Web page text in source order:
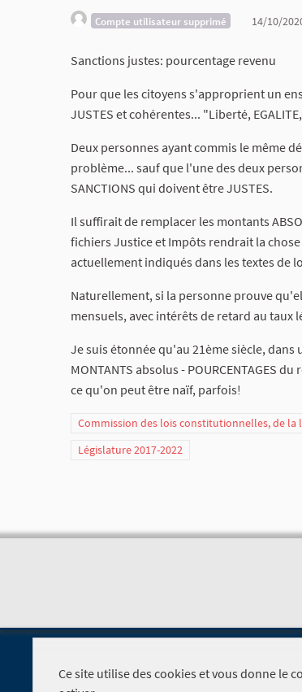
Compte utilisateur supprimé 14/10/
Sanctions justes: pourcentage revenu
Pour que les citoyens s'approprient un
JUSTES et cohérentes... "Liberté,
Deux personnes ayant commis le même
problème... sauf que l'une des deux
SANCTIONS qui doivent être JUSTES.
Il suffirait de remplacer les montants
fichiers Justice et Impôts rendrait la
actuellement indiqués dans les textes de
Naturellement, si la personne prouve
mensuels, avec intérêts de retard au taux
Je suis étonnée qu'au 21ème siècle,
MONTANTS absolus - POURCENTAGES
ce qu'on peut être naïf, parfois!
Commission des lois constitutionnelles, de
Législature 2017-2022
Ce site utilise des cookies et vous donne le